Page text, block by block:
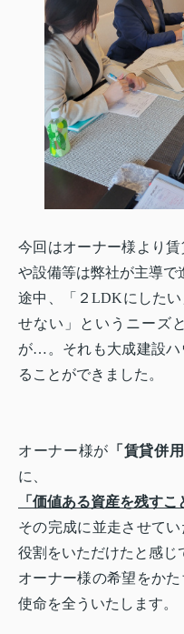
今回はオーナー様より
や設備等は弊社が主導で
途中、「２LDKにした
せない」というニーズ
が…。それも大成建設ハ
ることができました。
オーナー様が 「賃貸併
に、
「価値ある資産を残すこ
その完成に並走させて
役割をいただけたと感じ
オーナー様の希望をか
使命を全ういたします。